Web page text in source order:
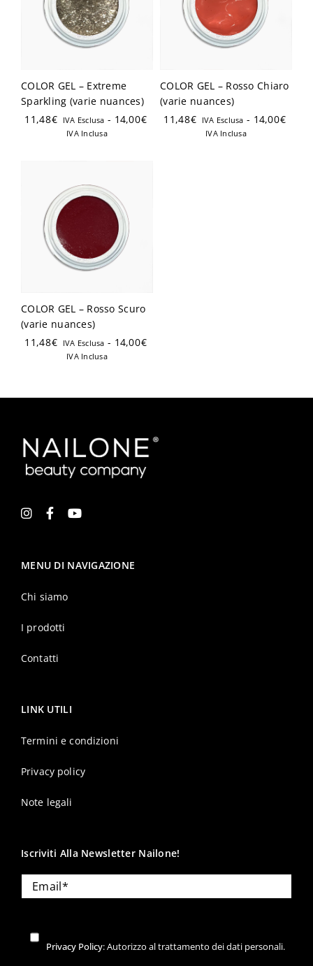
Hai già un account?
COLOR GEL – Extreme
Sparkling (varie nuances)
11,48€ IVA Esclusa - 14,00€
IVA Inclusa
COLOR GEL – Rosso Chiaro
(varie nuances)
11,48€ IVA Esclusa - 14,00€
IVA Inclusa
COLOR GEL – Rosso Scuro
(varie nuances)
11,48€ IVA Esclusa - 14,00€
IVA Inclusa
MENU DI NAVIGAZIONE
Chi siamo
I prodotti
Contatti
LINK UTILI
Termini e condizioni
Privacy policy
Note legali
Iscriviti Alla Newsletter Nailone!
Privacy Policy: Autorizzo al trattamento dei dati personali.